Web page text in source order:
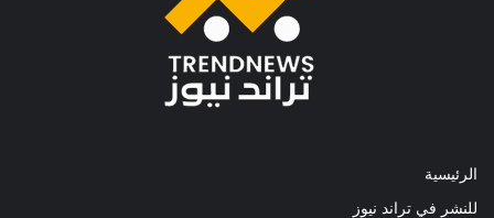
الرئيسية
للنشر في تراند نيوز